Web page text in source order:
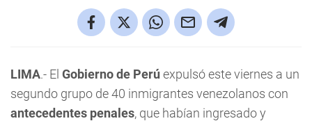
LIMA.- El Gobierno de Perú expulsó este viernes a un
segundo grupo de 40 inmigrantes venezolanos con
antecedentes penales, que habían ingresado y